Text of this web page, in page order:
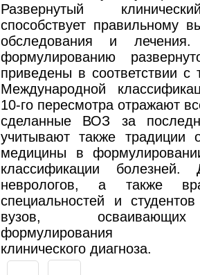
Развернутый
способствует правильному
обследования и
формулированию
приведены в соответствии с
Международной
10-го пересмотра отражают
сделанные ВОЗ за
учитывают также традиции
медицины в
классификации болезней.
неврологов, а также
специальностей и
вузов,
формулирования
клинического диагноза.